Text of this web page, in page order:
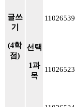
글쓰
기
(4학
점)
선택
1과
목
11026539
11026523